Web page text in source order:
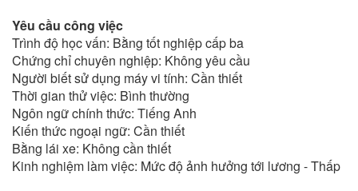
Yêu cầu công việc
Trình độ học vấn: Bằng tốt nghiệp cấp ba
Chứng chỉ chuyên nghiệp: Không yêu cầu
Người biết sử dụng máy vi tính: Cần thiết
Thời gian thử việc: Bình thường
Ngôn ngữ chính thức: Tiếng Anh
Kiến thức ngoại ngữ: Cần thiết
Bằng lái xe: Không cần thiết
Kinh nghiệm làm việc: Mức độ ảnh hưởng tới lương - Thấp